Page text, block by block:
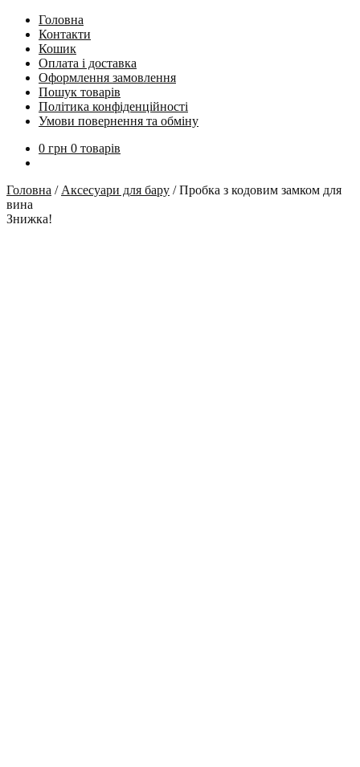
Головна
Контакти
Кошик
Оплата і доставка
Оформлення замовлення
Пошук товарів
Політика конфіденційності
Умови повернення та обміну
0 грн 0 товарів
Головна / Аксесуари для бару /Пробка з кодовим замком для
вина
Знижка!